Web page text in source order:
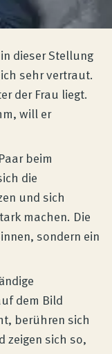
dieser Stellung
sehr vertraut.
der Frau liegt.
will er
beim
die
und sich
machen. Die
sondern ein
dem Bild
berühren sich
zeigen sich so,